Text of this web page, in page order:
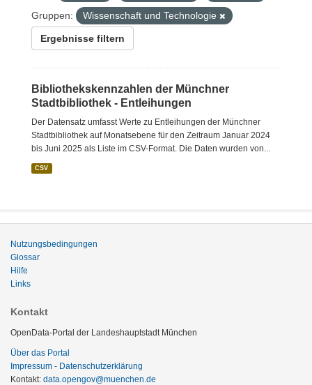
Gruppen:
Wissenschaft und Technologie
Ergebnisse filtern
Bibliothekskennzahlen der Münchner
Stadtbibliothek - Entleihungen
Der Datensatz umfasst Werte zu Entleihungen der Münchner
Stadtbibliothek auf Monatsebene für den Zeitraum Januar 2024
bis Juni 2025 als Liste im CSV-Format. Die Daten wurden von...
CSV
Nutzungsbedingungen
Glossar
Hilfe
Links
Kontakt
OpenData-Portal der Landeshauptstadt München
Über das Portal
Impressum - Datenschutzerklärung
Kontakt: data.opengov@muenchen.de